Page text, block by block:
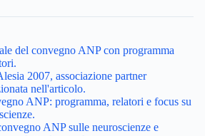
del convegno ANP con programma
2007, associazione partner
nell'articolo.
ANP: programma, relatori e focus su
ANP sulle neuroscienze e